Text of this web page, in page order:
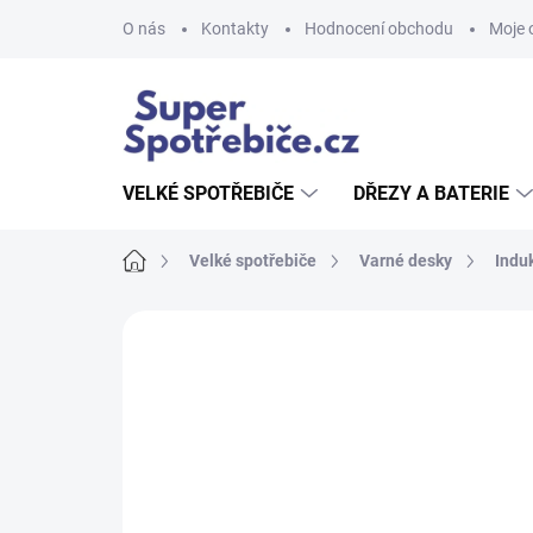
O nás Kontakty Hodnocení obchodu Moje
VELKÉ SPOTŘEBIČE DŘEZY A BATERIE
Domů Velké spotřebiče Varné desky